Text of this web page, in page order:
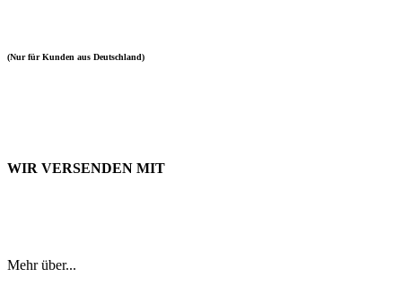
(Nur für Kunden aus Deutschland)
WIR VERSENDEN MIT
Mehr über...